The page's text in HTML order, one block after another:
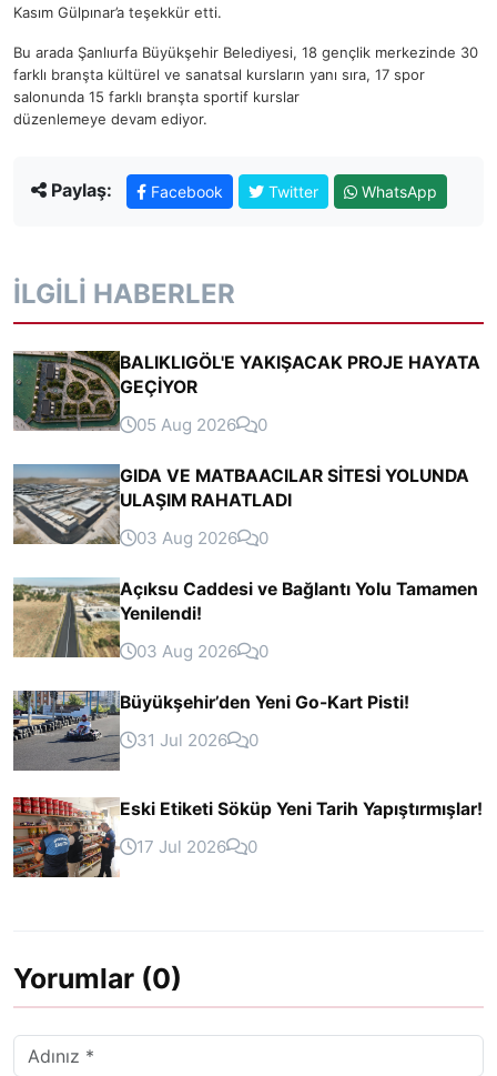
Kasım Gülpınar’a teşekkür etti.
Bu arada Şanlıurfa Büyükşehir Belediyesi, 18 gençlik merkezinde 30
farklı branşta kültürel ve sanatsal kursların yanı sıra, 17 spor
salonunda 15 farklı branşta sportif kurslar
düzenlemeye devam ediyor.
Paylaş: Facebook Twitter WhatsApp
İLGILI HABERLER
BALIKLIGÖL'E YAKIŞACAK PROJE HAYATA
GEÇİYOR
05 Aug 2026
0
GIDA VE MATBAACILAR SİTESİ YOLUNDA
ULAŞIM RAHATLADI
03 Aug 2026
0
Açıksu Caddesi ve Bağlantı Yolu Tamamen
Yenilendi!
03 Aug 2026
0
Büyükşehir’den Yeni Go-Kart Pisti!
31 Jul 2026
0
Eski Etiketi Söküp Yeni Tarih Yapıştırmışlar!
17 Jul 2026
0
Yorumlar (0)